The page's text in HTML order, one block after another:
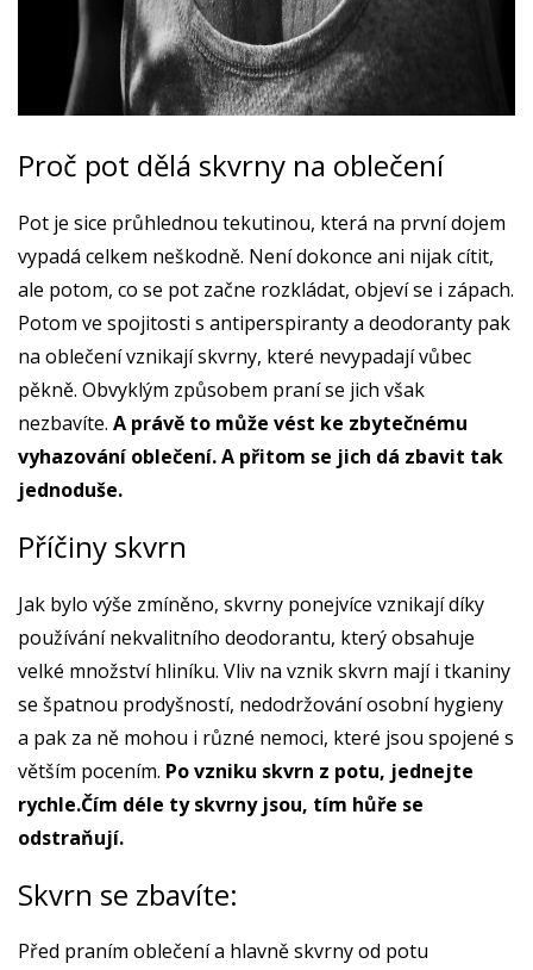
Proč pot dělá skvrny na oblečení
Pot je sice průhlednou tekutinou, která na první dojem
vypadá celkem neškodně. Není dokonce ani nijak cítit,
ale potom, co se pot začne rozkládat, objeví se i zápach.
Potom ve spojitosti s antiperspiranty a deodoranty pak
na oblečení vznikají skvrny, které nevypadají vůbec
pěkně. Obvyklým způsobem praní se jich však
nezbavíte. A právě to může vést ke zbytečnému
vyhazování oblečení. A přitom se jich dá zbavit tak
jednoduše.
Příčiny skvrn
Jak bylo výše zmíněno, skvrny ponejvíce vznikají díky
používání nekvalitního deodorantu, který obsahuje
velké množství hliníku. Vliv na vznik skvrn mají i tkaniny
se špatnou prodyšností, nedodržování osobní hygieny
a pak za ně mohou i různé nemoci, které jsou spojené s
větším pocením. Po vzniku skvrn z potu, jednejte
rychle.Čím déle ty skvrny jsou, tím hůře se
odstraňují.
Skvrn se zbavíte:
Před praním oblečení a hlavně skvrny od potu